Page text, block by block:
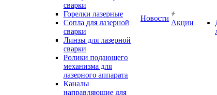
сварки
Горелки лазерные
Сопла для лазерной
сварки
Линзы для лазерной
сварки
Ролики подающего
механизма для
лазерного аппарата
Каналы
направляющие для
Новости
Акции